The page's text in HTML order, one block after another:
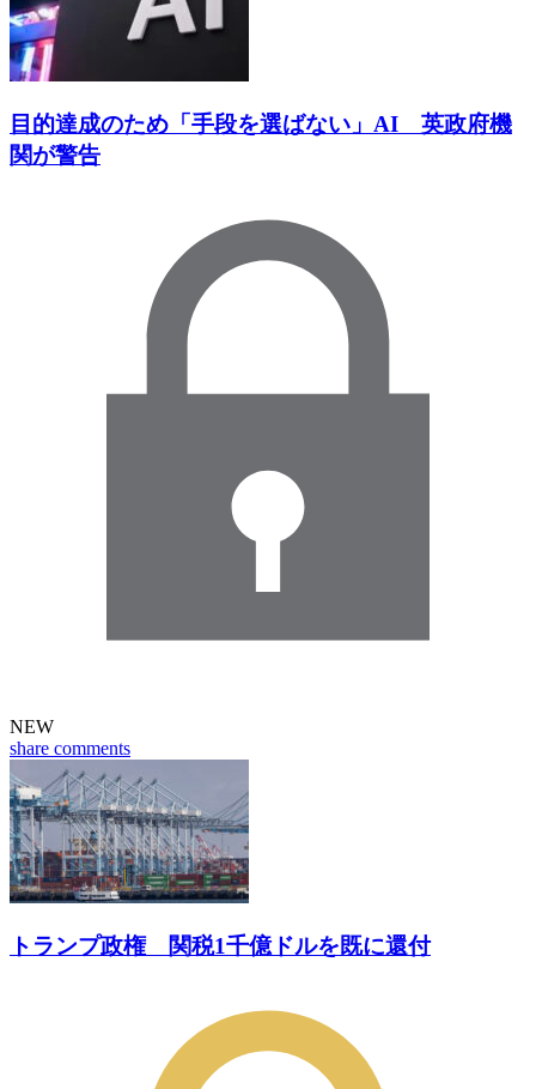
目的達成のため「手段を選ばない」AI 英政府機
関が警告
NEW
share comments
トランプ政権 関税1千億ドルを既に還付